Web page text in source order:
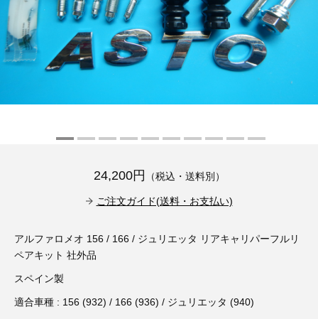
バイク用診断テスター（7）
その他（20）
アメリカ車（15）
スウェーデン車（20）
バッテリーチャージャー（4）
ディーゼルインジェクター&グロープラグ ツール（7）
ホイールロック取り外しツール（6）
3D プリンターペン（8）
ブレーキキャリパーリペアキット（368）
その他（12）
24,200円 （税込・送料別）
ご注文ガイド(送料・お支払い)
アルファロメオ 156 / 166 / ジュリエッタ リアキャリパーフルリ
ペアキット 社外品
スペイン製
適合車種 : 156 (932) / 166 (936) / ジュリエッタ (940)